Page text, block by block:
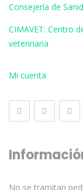
Consejería de
CIMAVET: Centro
veterinaria
Mi cuenta
No se tramitan